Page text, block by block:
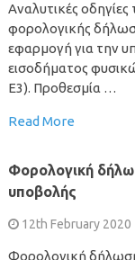
Αναλυτικές
φορολογικής
εφαρμογή για την
εισοδήματος
Ε3). Προθεσμία …
Read More
Φορολογική
υποβολής
12th February 2020
Φορολογική